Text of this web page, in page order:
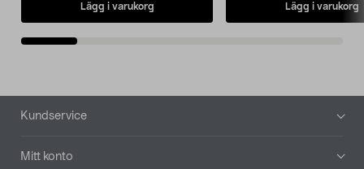
Lägg i varukorg Lägg i varukorg
Sidfot
Kundservice
Mitt konto